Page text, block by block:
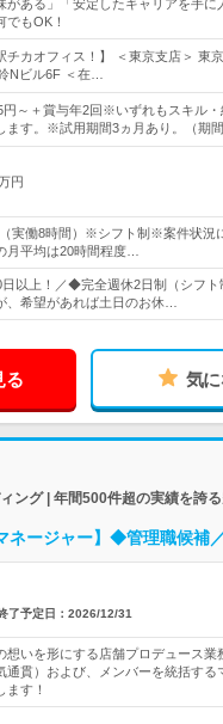
がある」「安定したキャリアを手に
でもOK！
チカオフィス！】 ＜東京支店＞ 東
Nビル6F ＜在…
～＋賞与年2回※いずれもスキル・
ます。※試用期間3ヵ月あり。（期
円
実働8時間）※シフト制※案件状況
月平均は20時間程度…
日以上！／◆完全週休2日制（シフ
、希望があれば土日のお休…
る 気
ング | 年間500件超の実績を誇
ネージャー】◆管理職候補
了予定日： 2026/12/31
想いを形にする店舗プロデュース業
通貫）および、メンバーを統括する
ます！